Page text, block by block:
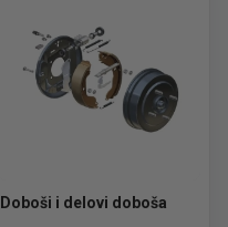
Doboši i delovi doboša